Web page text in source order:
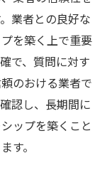
業者との良好な
を築く上で重要
で、質問に対す
のおける業者で
認し、長期間に
ップを築くこと
す。